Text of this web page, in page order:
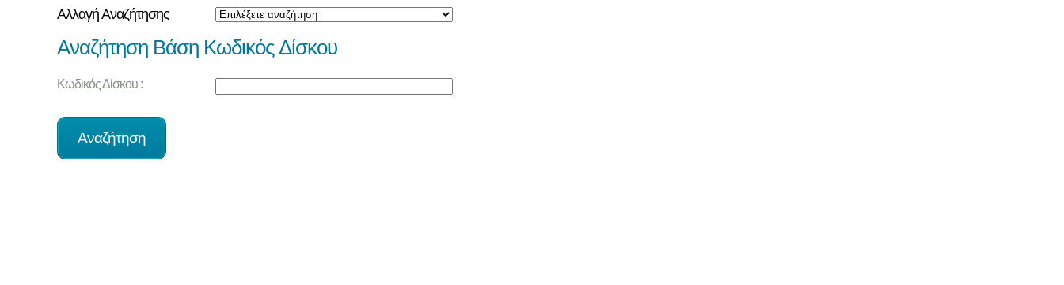
Αλλαγή Αναζήτησης
Αναζήτηση Βάση Κωδικός Δίσκου
Κωδικός Δίσκου :